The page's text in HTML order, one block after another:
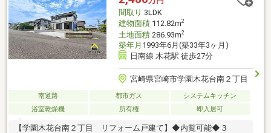
間取り 3LDK
建物面積112.82m2
土地面積286.93m2
築年月 1993年6月(築33年3ヶ月)
日南線 木花駅 徒歩27分
宮崎県宮崎市学園木花台南２丁目
南道路 都市ガス
システムキッチン
浴室乾燥機
所有権 即入居可
【学園木花台南２丁目 リフォーム戸建て】◆内覧可能◆３